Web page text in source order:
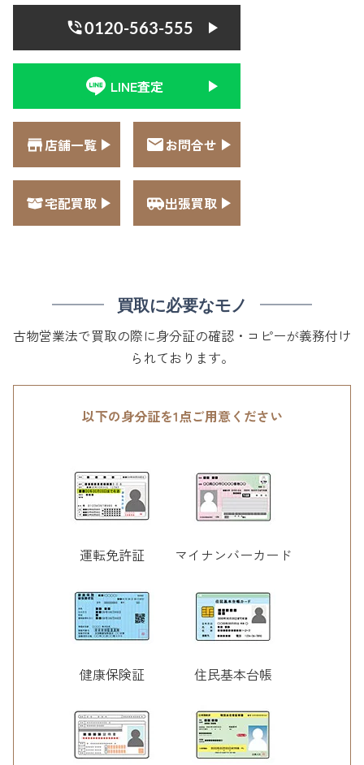
0120-563-555
LINE査定
店舗一覧 お問合せ
宅配買取 出張買取
買取に必要なモノ
古物営業法で買取の際に身分証の確認・コピーが義務付け
られております。
以下の身分証を1点ご用意ください
運転免許証 マイナンバーカード
健康保険証 住民基本台帳